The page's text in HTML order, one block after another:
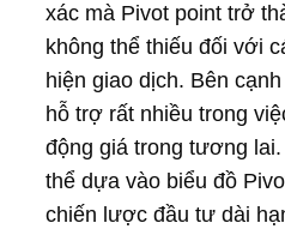
xác mà Pivot point trở
không thể thiếu đối với
hiện giao dịch. Bên
hỗ trợ rất nhiều trong
động giá trong tương
thể dựa vào biểu đồ
chiến lược đầu tư dài